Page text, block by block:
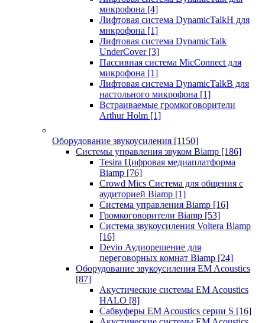
микрофона [4]
Лифтовая система DynamicTalkH для
микрофона [1]
Лифтовая система DynamicTalk
UnderCover [3]
Пассивная система MicConnect для
микрофона [1]
Лифтовая система DynamicTalkB для
настольного микрофона [1]
Встраиваемые громкоговорители
Arthur Holm [1]
Оборудование звукоусиления [1150]
Системы управления звуком Biamp [186]
Tesira Цифровая медиаплатформа
Biamp [76]
Crowd Mics Система для общения с
аудиторией Biamp [1]
Система управления Biamp [16]
Громкоговорители Biamp [53]
Система звукоусиления Voltera Biamp
[16]
Devio Аудиорешение для
переговорных комнат Biamp [24]
Оборудование звукоусиления EM Acoustics
[87]
Акустические системы EM Acoustics
HALO [8]
Сабвуферы EM Acoustics серии S [16]